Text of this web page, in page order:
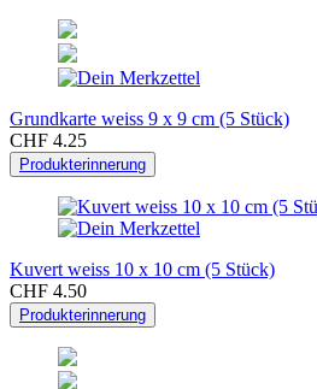
Grundkarte weiss 9 x 9 cm (5 Stück)
CHF 4.25
Produkterinnerung
Kuvert weiss 10 x 10 cm (5 Stück)
CHF 4.50
Produkterinnerung